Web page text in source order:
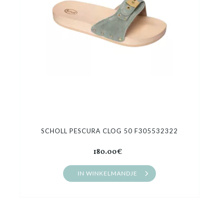
SCHOLL PESCURA CLOG 50 F305532322
180.00€
IN WINKELMANDJE